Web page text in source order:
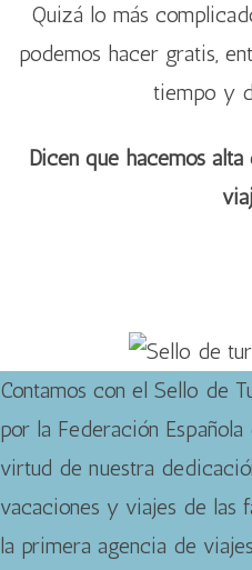
Quizá lo más
podemos hacer gratis,
tiempo y
Dicen que hacemos
Contamos con el Sello de
por la Federación
virtud de nuestra
vacaciones y viajes de las
la primera agencia de